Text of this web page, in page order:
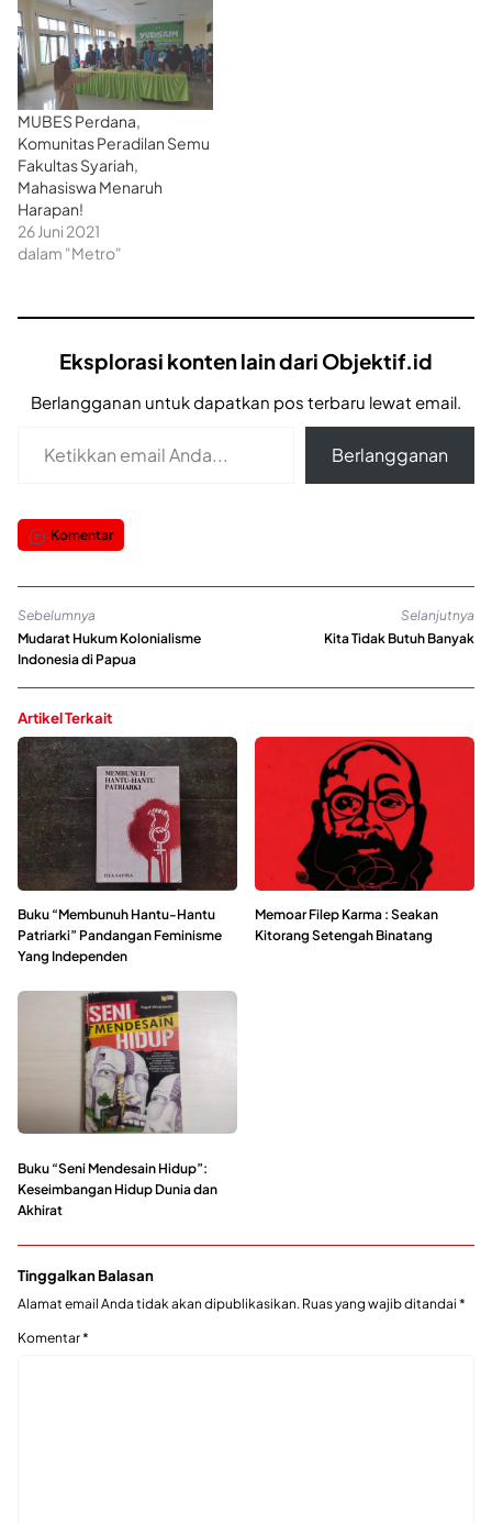
MUBES Perdana,
Komunitas Peradilan Semu
Fakultas Syariah,
Mahasiswa Menaruh
Harapan!
26 Juni 2021
dalam "Metro"
Eksplorasi konten lain dari Objektif.id
Berlangganan untuk dapatkan pos terbaru lewat email.
Berlangganan
Komentar
Sebelumnya
Mudarat Hukum Kolonialisme
Indonesia di Papua
Selanjutnya
Kita Tidak Butuh Banyak
Artikel Terkait
Buku “Membunuh Hantu-Hantu
Patriarki” Pandangan Feminisme
Yang Independen
Memoar Filep Karma : Seakan
Kitorang Setengah Binatang
Buku “Seni Mendesain Hidup”:
Keseimbangan Hidup Dunia dan
Akhirat
Tinggalkan Balasan
Alamat email Anda tidak akan dipublikasikan. Ruas yang wajib ditandai *
Komentar*